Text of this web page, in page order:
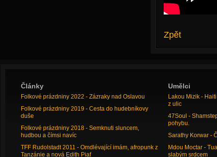
Zpět
Články
Folkové prázdniny 2022 - Zázraky nad Oslavou
Folkové prázdniny 2019 - Cesta do hudebníkovy
duše
Folkové prázdniny 2018 - Semknuti sluncem,
hudbou a čímsi navíc
TFF Rudolstadt 2011 - Omdlévající imám, afropunk z
Tanzánie a nová Edith Piaf
Umělci
Lakou Mizik -
z ulic
47Soul -
pohybu.
Sarathy Korwar -
Mdou Moctar -
slabým srdcem